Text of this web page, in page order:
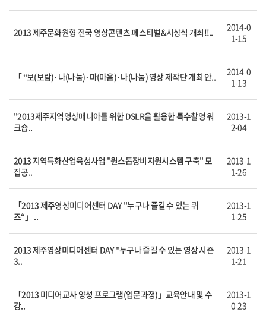
2013 제주문화원형 전국 영상콘텐츠 페스티벌&시상식 개최!!..
2014-0
1-15
「 “보(보람)·나(나눔)·마(마음)·나(나눔) 영상 제작단 개최 안..
2014-0
1-13
"2013제주지역영상매니아를 위한 DSLR을 활용한 특수촬영 워
크숍..
2013-1
2-04
2013 지역특화산업육성사업 "원스톱장비지원시스템 구축" 모
집공..
2013-1
1-26
「2013 제주영상미디어센터 DAY "누구나 즐길 수 있는 퀴
즈“」 ..
2013-1
1-25
2013 제주영상미디어센터 DAY "누구나 즐길 수 있는 영상 시즌
3..
2013-1
1-21
「2013 미디어교사 양성 프로그램(입문과정)」교육안내 및 수
강..
2013-1
0-23